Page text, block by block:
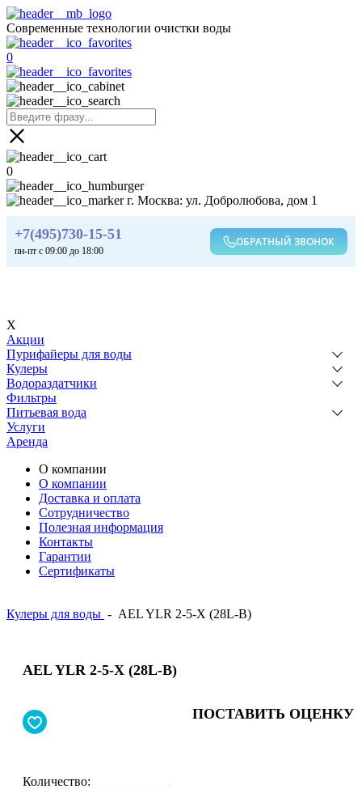
Современные технологии очистки воды
0
0
г. Москва: ул. Добролюбова, дом 1
+7(495)730-15-51
пн-пт с 09:00 до 18:00
ОБРАТНЫЙ ЗВОНОК
X
Акции
Пурифайеры для воды
Кулеры
Водораздатчики
Фильтры
Питьевая вода
Услуги
Аренда
О компании
О компании
Доставка и оплата
Сотрудничество
Полезная информация
Контакты
Гарантии
Сертификаты
Кулеры для воды - AEL YLR 2-5-X (28L-B)
AEL YLR 2-5-X (28L-B)
ПОСТАВИТЬ ОЦЕНКУ
Количество: